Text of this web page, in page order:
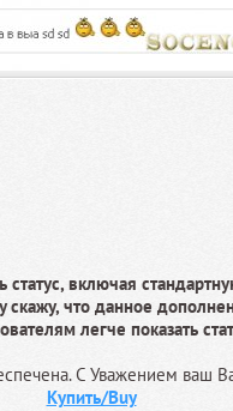
включая
скажу, что данное
легче показать
С Уважением ваш
Купить/Buy